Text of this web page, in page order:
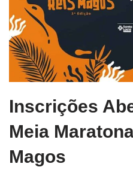
Inscrições
Meia
Magos